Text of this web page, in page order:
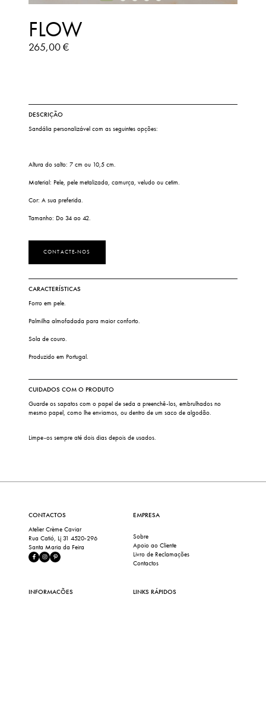
FLOW
265,00 €
DESCRIÇÃO
Sandália personalizável com as seguintes opções:
Altura do salto: 7 cm ou 10,5 cm.
Material: Pele, pele metalizada, camurça, veludo ou cetim.
Cor: A sua preferida.
Tamanho: Do 34 ao 42.
CONTACTE-NOS
CARACTERÍSTICAS
Forro em pele.
Palmilha almofadada para maior conforto.
Sola de couro.
Produzido em Portugal.
CUIDADOS COM O PRODUTO
Guarde os sapatos com o papel de seda a preenchê-los, embrulhados no
mesmo papel, como lhe enviamos, ou dentro de um saco de algodão.
Limpe-os sempre até dois dias depois de usados.
CONTACTOS
Atelier Crème Caviar
Rua Catió, Lj 31 4520-296
Santa Maria da Feira
EMPRESA
Sobre
Apoio ao Cliente
Livro de Reclamações
Contactos
INFORMAÇÕES LINKS RÁPIDOS